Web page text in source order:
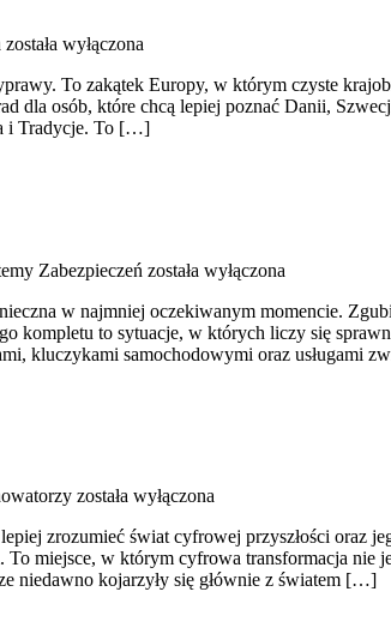
została wyłączona
To zakątek Europy, w którym czyste
dla osób, które chcą lepiej poznać Danii,
i Tradycje. To […]
Zabezpieczeń została wyłączona
w najmniej oczekiwanym momencie.
kompletu to sytuacje, w których liczy się
kluczykami samochodowymi oraz usługami
została wyłączona
zrozumieć świat cyfrowej przyszłości oraz
miejsce, w którym cyfrowa transformacja
niedawno kojarzyły się głównie z światem […]